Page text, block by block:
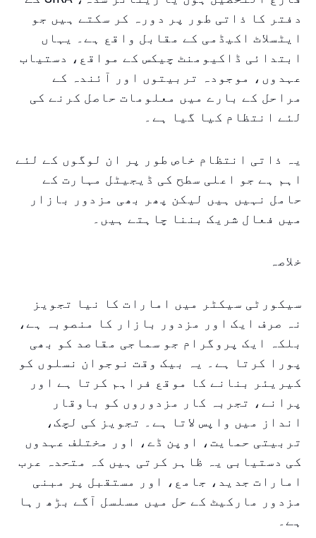
دفتر کا ذاتی طور پر دورہ کر سکتے ہیں جو
ایٹسلاٹ اکیڈمی کے مقابل واقع ہے۔ یہاں
ابتدائی ڈاکیومنٹ چیکس کے مواقع، دستیاب
عہدوں، موجودہ تربیتوں اور آئندہ کے
مراحل کے بارے میں معلومات حاصل کرنے کی
لئے انتظام کیا گیا ہے۔
یہ ذاتی انتظام خاص طور پر ان لوگوں کے لئے
اہم ہے جو اعلی سطح کی ڈیجیٹل مہارت کے
حامل نہیں ہیں لیکن پھر بھی مزدور بازار
میں فعال شریک بننا چاہتے ہیں۔
خلاصہ
سیکورٹی سیکٹر میں امارات کا نیا تجویز
نہ صرف ایک اور مزدور بازار کا منصوبہ ہے،
بلکہ ایک پروگرام جو سماجی مقاصد کو بھی
پورا کرتا ہے۔ یہ بیک وقت نوجوان نسلوں کو
کیریئر بنانے کا موقع فراہم کرتا ہے اور
پرانے، تجربہ کار مزدوروں کو باوقار
انداز میں واپس لاتا ہے۔ تجویز کی لچک،
تربیتی حمایت، اوپن ڈے، اور مختلف عہدوں
کی دستیابی یہ ظاہر کرتی ہیں کہ متحدہ عرب
امارات جدید، جامع، اور مستقبل پر مبنی
مزدور مارکیٹ کے حل میں مسلسل آگے بڑھ رہا
ہے۔